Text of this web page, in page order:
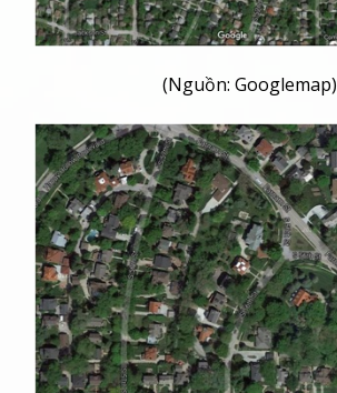
(Nguồn: Googlemap)